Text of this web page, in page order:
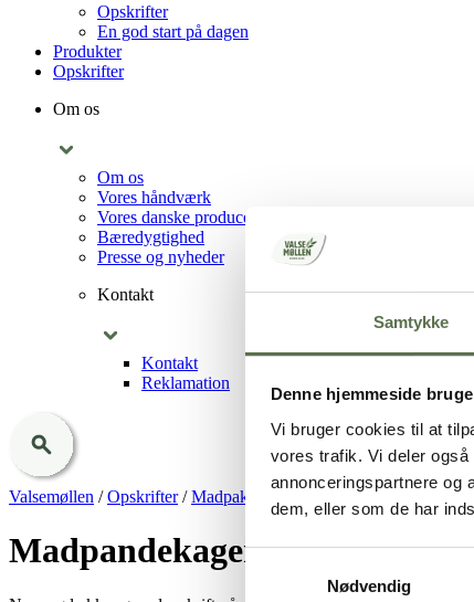
Samtykke
Denne hjemmeside
Vi bruger cookies til at
vores trafik. Vi deler
annonceringspartnere og
dem, eller som de har
Samtykkevalg
Nødvendig
Opskrifter
En god start på dagen
Produkter
Opskrifter
Om os
Om os
Vores håndværk
Vores danske producenter
Bæredygtighed
Presse og nyheder
Kontakt
Kontakt
Reklamation
Valsemøllen /Opskrifter/Madpakker Madpandekager
Madpandekager